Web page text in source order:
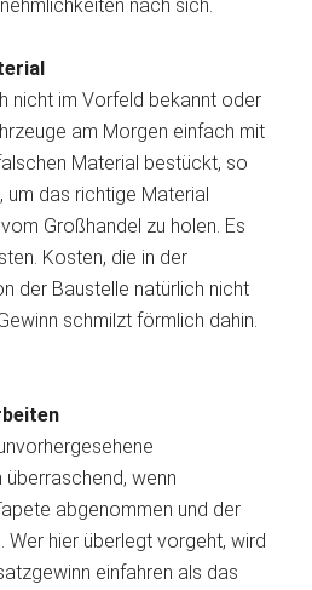
nach sich.
nicht im Vorfeld bekannt oder
am Morgen einfach mit
Material bestückt, so
das richtige Material
Großhandel zu holen. Es
Kosten, die in der
der Baustelle natürlich nicht
schmilzt förmlich dahin.
wenn
abgenommen und der
Wer hier überlegt vorgeht, wird
einfahren als das